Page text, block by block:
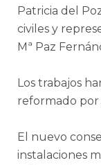
Patricia del
civiles y
Mª Paz
Los trabajos
reformado por
El nuevo
instalaciones